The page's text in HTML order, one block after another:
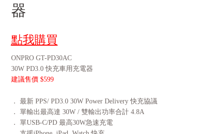
器
點我購買
ONPRO GT-PD30AC
30W PD3.0 快充車用充電器
建議售價 $599
． 最新 PPS/ PD3.0 30W Power Delivery 快充協議
． 單輸出最高達 30W / 雙輸出功率合計 4.8A
． 單USB-C/PD 最高30W急速充電